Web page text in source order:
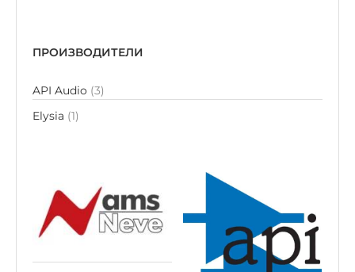
ПРОИЗВОДИТЕЛИ
API Audio (3)
Elysia (1)